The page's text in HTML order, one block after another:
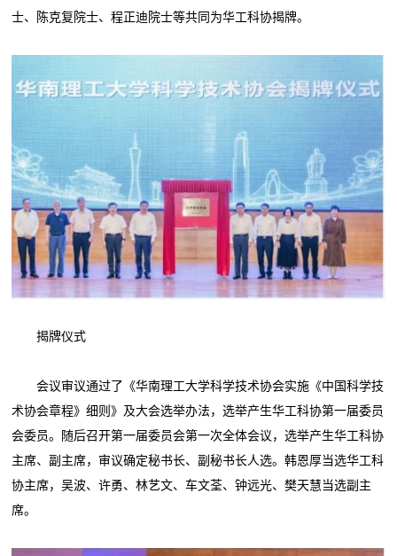
士、陈克复院士、程正迪院士等共同为华工科协揭牌。
揭牌仪式
会议审议通过了《华南理工大学科学技术协会实施《中国科学技
术协会章程》细则》及大会选举办法，选举产生华工科协第一届委员
会委员。随后召开第一届委员会第一次全体会议，选举产生华工科协
主席、副主席，审议确定秘书长、副秘书长人选。韩恩厚当选华工科
协主席，吴波、许勇、林艺文、车文荃、钟远光、樊天慧当选副主
席。